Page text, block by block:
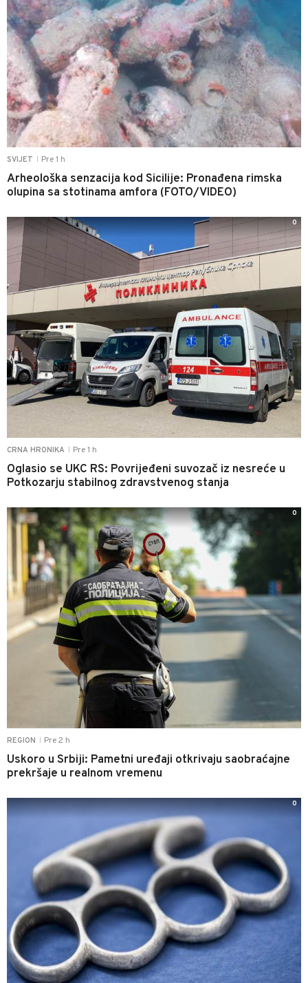
SVIJET Pre 1 h
Arheološka senzacija kod Sicilije: Pronađena rimska
olupina sa stotinama amfora (FOTO/VIDEO)
CRNA HRONIKA Pre 1 h
Oglasio se UKC RS: Povrijeđeni suvozač iz nesreće u
Potkozarju stabilnog zdravstvenog stanja
0
REGION Pre 2 h
Uskoro u Srbiji: Pametni uređaji otkrivaju saobraćajne
prekršaje u realnom vremenu
0
0